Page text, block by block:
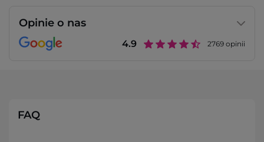
Opinie o nas
4.9 2769 opinii
FAQ